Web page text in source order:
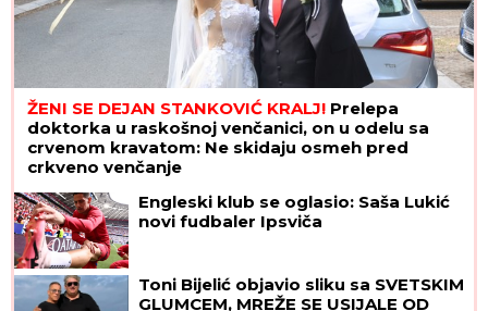
ŽENI SE DEJAN STANKOVIĆ KRALJ! Prelepa
doktorka u raskošnoj venčanici, on u odelu sa
crvenom kravatom: Ne skidaju osmeh pred
crkveno venčanje
Engleski klub se oglasio: Saša Lukić
novi fudbaler Ipsviča
Toni Bijelić objavio sliku sa SVETSKIM
GLUMCEM, MREŽE SE USIJALE OD